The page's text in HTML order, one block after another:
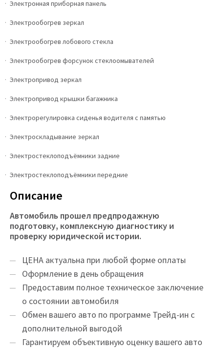
Электронная приборная панель
Электрообогрев зеркал
Электрообогрев лобового стекла
Электрообогрев форсунок стеклоомывателей
Электропривод зеркал
Электропривод крышки багажника
Электрорегулировка сиденья водителя с памятью
Электроскладывание зеркал
Электростеклоподъёмники задние
Электростеклоподъёмники передние
Описание
Автомобиль прошел предпродажную
подготовку, комплексную диагностику и
проверку юридической истории.
ЦEНA актуальна при любой форме оплаты
Оформление в день обращения
Предоставим полное техническое заключение
о состоянии автомобиля
Обмен вашего авто по программе Трейд-ин с
дополнительной выгодой
Гарантируем объективную оценку вашего авто